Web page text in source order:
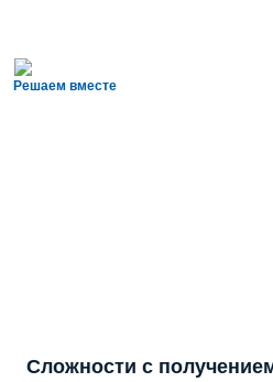
Решаем вместе
Сложности с